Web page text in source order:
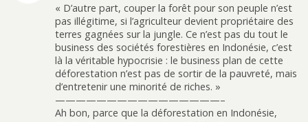
« D’autre part, couper la forêt pour son peuple n’est
pas illégitime, si l’agriculteur devient propriétaire des
terres gagnées sur la jungle. Ce n’est pas du tout le
business des sociétés forestières en Indonésie, c’est
là la véritable hypocrisie : le business plan de cette
déforestation n’est pas de sortir de la pauvreté, mais
d’entretenir une minorité de riches. »
————————————————–
Ah bon, parce que la déforestation en Indonésie,